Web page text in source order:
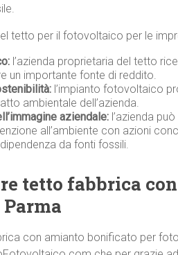
tetto per il fotovoltaico per le
l’azienda proprietaria del tetto
un importante fonte di reddito.
l’impianto fotovoltaico
ambientale dell’azienda.
aziendale: l’azienda
all’ambiente con azioni
da fonti fossili.
tetto fabbrica
con amianto bonificato per